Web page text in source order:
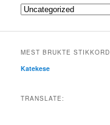
Kategorier
MEST BRUKTE STIKKORD
Katekese
TRANSLATE: